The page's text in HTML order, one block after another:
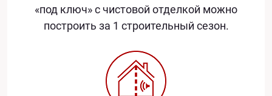
«под ключ» с чистовой отделкой можно
построить за 1 строительный сезон.